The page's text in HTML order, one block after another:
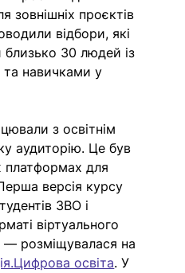
зовнішніх проєктів
відбори, які
30 людей із
навичками у
з освітнім
аудиторію. Це був
платформах для
версія курсу
ЗВО і
віртуального
— розміщувалася на
освіта. У